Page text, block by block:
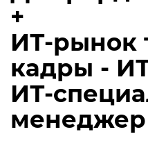
+
ИТ-рынок
кадры -
ИТ-
менеджер